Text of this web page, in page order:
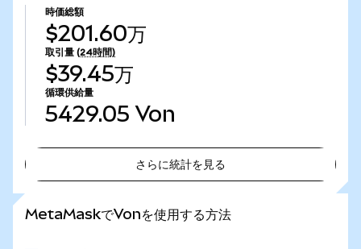
時価総額
$201.60万
取引量 (24時間)
$39.45万
循環供給量
5429.05 Von
さらに統計を見る
MetaMaskでVonを使用する方法